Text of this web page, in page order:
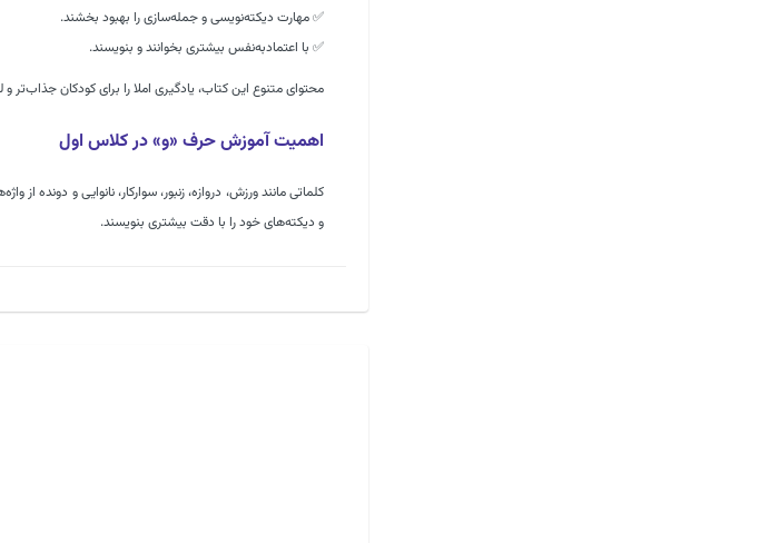
✅ مهارت دیکته‌نویسی و جمله‌سازی را بهبود بخشند.
✅ با اعتمادبه‌نفس بیشتری بخوانند و بنویسند.
محتوای متنوع این کتاب، یادگیری املا را برای کودکان
اهمیت آموزش حرف «و» در کلاس اول
کلماتی مانند ورزش، دروازه، زنبور، سوارکار، نانوایی و
و دیکته‌های خود را با دقت بیشتری بنویسند.